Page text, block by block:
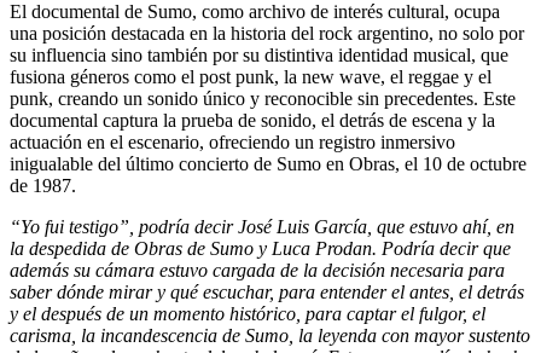
El documental de Sumo, como archivo de interés cultural, ocupa
una posición destacada en la historia del rock argentino, no solo por
su influencia sino también por su distintiva identidad musical, que
fusiona géneros como el post punk, la new wave, el reggae y el
punk, creando un sonido único y reconocible sin precedentes. Este
documental captura la prueba de sonido, el detrás de escena y la
actuación en el escenario, ofreciendo un registro inmersivo
inigualable del último concierto de Sumo en Obras, el 10 de octubre
de 1987.
“Yo fui testigo”, podría decir José Luis García, que estuvo ahí, en
la despedida de Obras de Sumo y Luca Prodan. Podría decir que
además su cámara estuvo cargada de la decisión necesaria para
saber dónde mirar y qué escuchar, para entender el antes, el detrás
y el después de un momento histórico, para captar el fulgor, el
carisma, la incandescencia de Sumo, la leyenda con mayor sustento